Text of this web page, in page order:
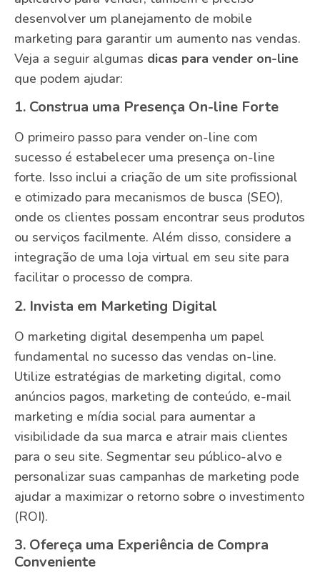
desenvolver um planejamento de mobile
marketing para garantir um aumento nas vendas.
Veja a seguir algumas dicas para vender on-line
que podem ajudar:
1. Construa uma Presença On-line Forte
O primeiro passo para vender on-line com
sucesso é estabelecer uma presença on-line
forte. Isso inclui a criação de um site profissional
e otimizado para mecanismos de busca (SEO),
onde os clientes possam encontrar seus produtos
ou serviços facilmente. Além disso, considere a
integração de uma loja virtual em seu site para
facilitar o processo de compra.
2. Invista em Marketing Digital
O marketing digital desempenha um papel
fundamental no sucesso das vendas on-line.
Utilize estratégias de marketing digital, como
anúncios pagos, marketing de conteúdo, e-mail
marketing e mídia social para aumentar a
visibilidade da sua marca e atrair mais clientes
para o seu site. Segmentar seu público-alvo e
personalizar suas campanhas de marketing pode
ajudar a maximizar o retorno sobre o investimento
(ROI).
3. Ofereça uma Experiência de Compra
Conveniente